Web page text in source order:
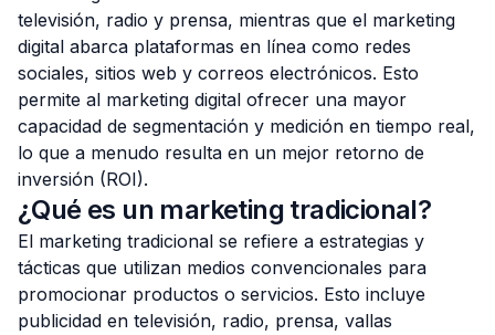
televisión, radio y prensa, mientras que el marketing
digital abarca plataformas en línea como redes
sociales, sitios web y correos electrónicos. Esto
permite al marketing digital ofrecer una mayor
capacidad de segmentación y medición en tiempo real,
lo que a menudo resulta en un mejor retorno de
inversión (ROI).
¿Qué es un marketing tradicional?
El marketing tradicional se refiere a estrategias y
tácticas que utilizan medios convencionales para
promocionar productos o servicios. Esto incluye
publicidad en televisión, radio, prensa, vallas